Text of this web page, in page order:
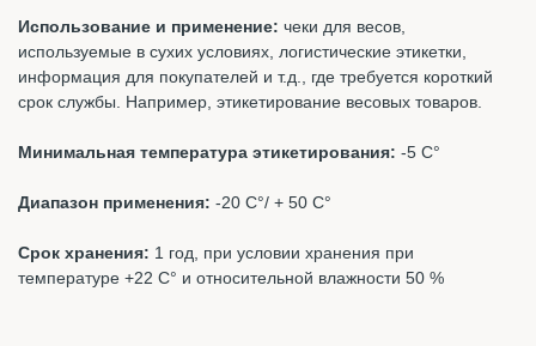
Использование и применение: чеки для весов,
используемые в сухих условиях, логистические этикетки,
информация для покупателей и т.д., где требуется короткий
срок службы. Например, этикетирование весовых товаров.
Минимальная температура этикетирования: -5 С°
Диапазон применения: -20 С°/ + 50 С°
Срок хранения: 1 год, при условии хранения при
температуре +22 С° и относительной влажности 50 %